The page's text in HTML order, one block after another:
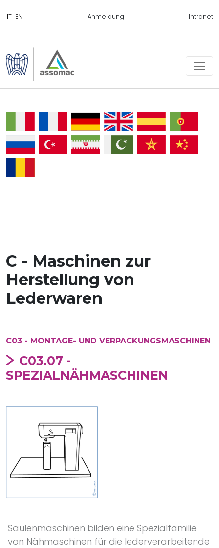
Anmeldung Intranet
C - Maschinen zur
Herstellung von
Lederwaren
C03 - MONTAGE- UND VERPACKUNGSMASCHINEN
C03.07 -
SPEZIALNÄHMASCHINEN
Säulenmaschinen bilden eine Spezialfamilie
von Nähmaschinen für die lederverarbeitende